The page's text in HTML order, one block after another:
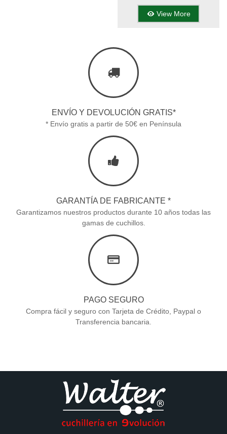
View More
ENVÍO Y DEVOLUCIÓN GRATIS*
* Envío gratis a partir de 50€ en Península
GARANTÍA DE FABRICANTE *
Garantizamos nuestros productos durante 10 años todas las
gamas de cuchillos.
PAGO SEGURO
Compra fácil y seguro con Tarjeta de Crédito, Paypal o
Transferencia bancaria.